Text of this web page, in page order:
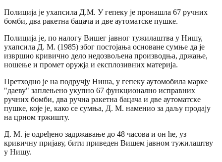
Полиција је ухапсила Д.М. У гепеку је пронашла 67 ручних
бомби, два ракетна бацача и две аутоматске пушке.
Полиција је, по налогу Вишег јавног тужилаштва у Нишу,
ухапсила Д. М. (1985) због постојања основане сумње да је
извршио кривично дело недозвољена производња, држање,
ношење и промет оружја и експлозивних материја.
Претходно је на подручју Ниша, у гепеку аутомобила марке
"даеву" заплењено укупно 67 функционално исправних
ручних бомби, два ручна ракетна бацача и две аутоматске
пушке, које је, како се сумња, Д. М. наменио за даљу продају
на црном тржишту.
Д. М. је одређено задржавање до 48 часова и он ће, уз
кривичну пријаву, бити приведен Вишем јавном тужилаштву
у Нишу.